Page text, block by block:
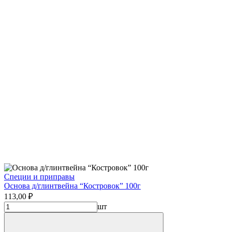
Специи и приправы
Основа д/глинтвейна “Костровок” 100г
113,00 ₽
шт